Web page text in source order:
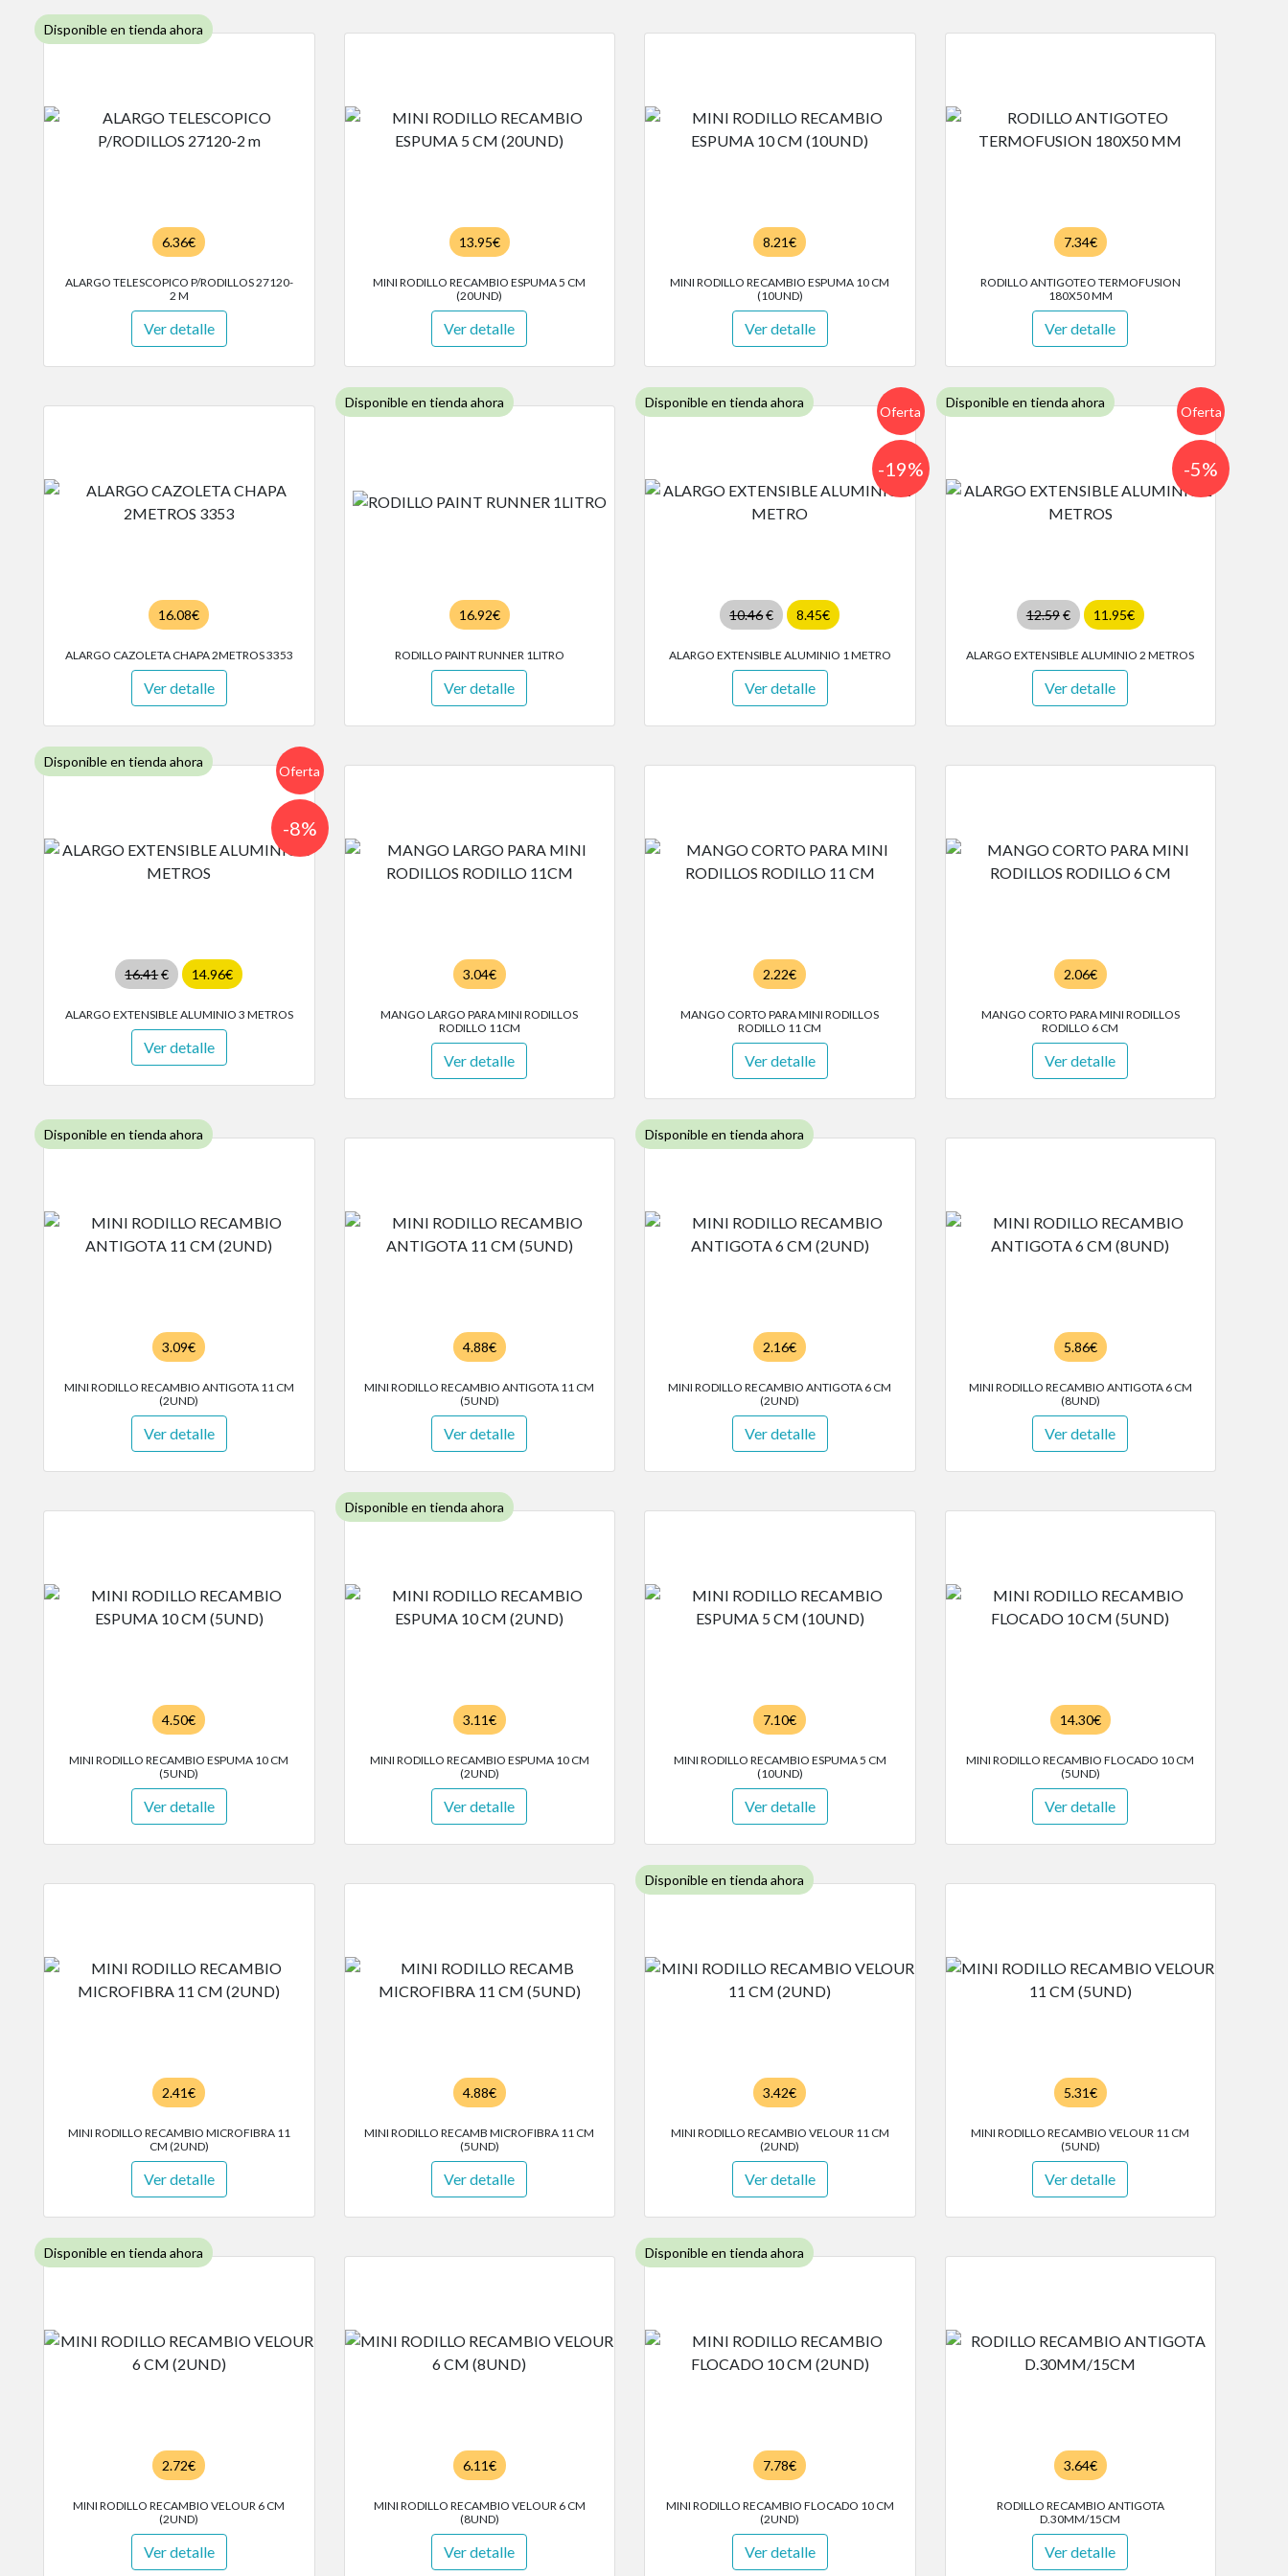
Disponible en tienda ahora
6.36€
ALARGO TELESCOPICO P/RODILLOS 27120-
2 M
Ver detalle
13.95€
MINI RODILLO RECAMBIO ESPUMA 5 CM
(20UND)
Ver detalle
8.21€
MINI RODILLO RECAMBIO ESPUMA 10 CM
(10UND)
Ver detalle
7.34€
RODILLO ANTIGOTEO TERMOFUSION
180X50 MM
Ver detalle
16.08€
ALARGO CAZOLETA CHAPA 2METROS 3353
Ver detalle
Disponible en tienda ahora
16.92€
RODILLO PAINT RUNNER 1LITRO
Ver detalle
Disponible en tienda ahora
Oferta
10.46€ 8.45€
-19%
ALARGO EXTENSIBLE ALUMINIO 1 METRO
Ver detalle
Disponible en tienda ahora
Oferta
12.59€ 11.95€
-5%
ALARGO EXTENSIBLE ALUMINIO 2 METROS
Ver detalle
Disponible en tienda ahora
Oferta
16.41€ 14.96€
-8%
ALARGO EXTENSIBLE ALUMINIO 3 METROS
Ver detalle
3.04€
MANGO LARGO PARA MINI RODILLOS
RODILLO 11CM
Ver detalle
2.22€
MANGO CORTO PARA MINI RODILLOS
RODILLO 11 CM
Ver detalle
2.06€
MANGO CORTO PARA MINI RODILLOS
RODILLO 6 CM
Ver detalle
Disponible en tienda ahora
3.09€
MINI RODILLO RECAMBIO ANTIGOTA 11 CM
(2UND)
Ver detalle
4.88€
MINI RODILLO RECAMBIO ANTIGOTA 11 CM
(5UND)
Ver detalle
Disponible en tienda ahora
2.16€
MINI RODILLO RECAMBIO ANTIGOTA 6 CM
(2UND)
Ver detalle
5.86€
MINI RODILLO RECAMBIO ANTIGOTA 6 CM
(8UND)
Ver detalle
4.50€
MINI RODILLO RECAMBIO ESPUMA 10 CM
(5UND)
Ver detalle
Disponible en tienda ahora
3.11€
MINI RODILLO RECAMBIO ESPUMA 10 CM
(2UND)
Ver detalle
7.10€
MINI RODILLO RECAMBIO ESPUMA 5 CM
(10UND)
Ver detalle
14.30€
MINI RODILLO RECAMBIO FLOCADO 10 CM
(5UND)
Ver detalle
2.41€
MINI RODILLO RECAMBIO MICROFIBRA 11
CM (2UND)
Ver detalle
4.88€
MINI RODILLO RECAMB MICROFIBRA 11 CM
(5UND)
Ver detalle
Disponible en tienda ahora
3.42€
MINI RODILLO RECAMBIO VELOUR 11 CM
(2UND)
Ver detalle
5.31€
MINI RODILLO RECAMBIO VELOUR 11 CM
(5UND)
Ver detalle
Disponible en tienda ahora
2.72€
MINI RODILLO RECAMBIO VELOUR 6 CM
(2UND)
Ver detalle
6.11€
MINI RODILLO RECAMBIO VELOUR 6 CM
(8UND)
Ver detalle
Disponible en tienda ahora
7.78€
MINI RODILLO RECAMBIO FLOCADO 10 CM
(2UND)
Ver detalle
3.64€
RODILLO RECAMBIO ANTIGOTA
D.30MM/15CM
Ver detalle